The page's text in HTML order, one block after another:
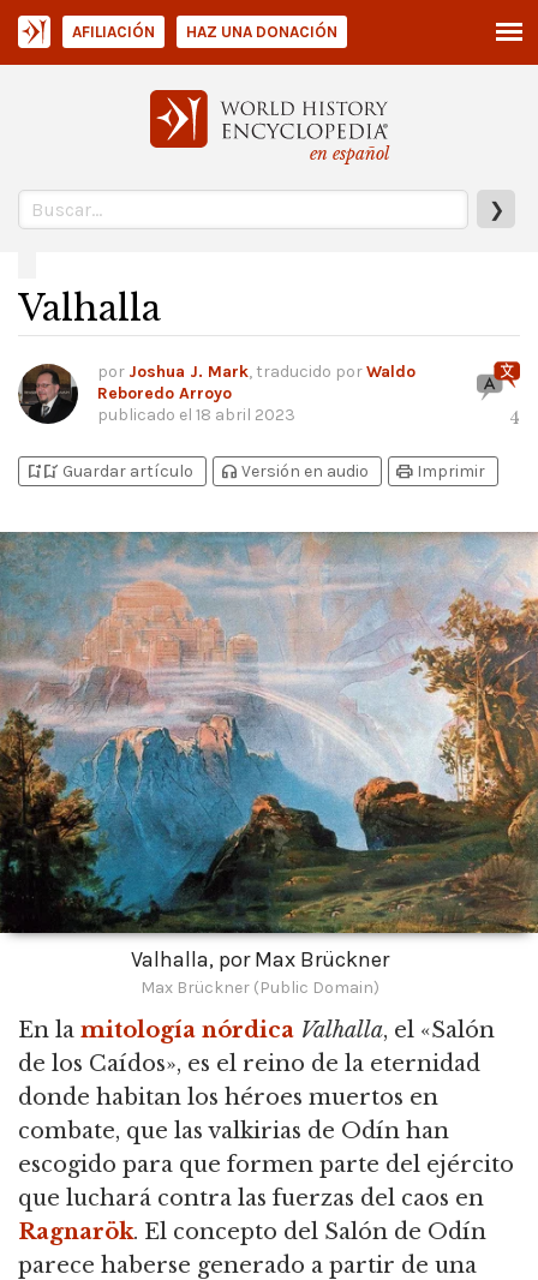
en español
❯
AFILIACIÓN HAZ UNA DONACIÓN
Valhalla
por Joshua J. Mark, traducido porWaldo
Reboredo Arroyo
publicado el 18 abril 2023 4
bookmark_addbookmark_added Guardar artículo headphones Versión en audio print Imprimir
Valhalla, por Max Brückner
Max Brückner (Public Domain)
En la mitología nórdica Valhalla, el «Salón
de los Caídos», es el reino de la eternidad
donde habitan los héroes muertos en
combate, que las valkirias de Odín han
escogido para que formen parte del ejército
que luchará contra las fuerzas del caos en
Ragnarök. El concepto del Salón de Odín
parece haberse generado a partir de una